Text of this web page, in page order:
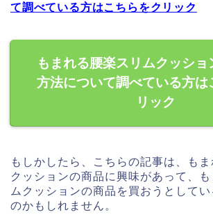
て調べている方はこちらをクリック
もまれる腰楽スリムクッショ
方法について調べている方は
リック
もしかしたら、こちらの記事は、も
クッションの商品に興味があって、も
ムクッションの商品を買おうとして
のかもしれません。